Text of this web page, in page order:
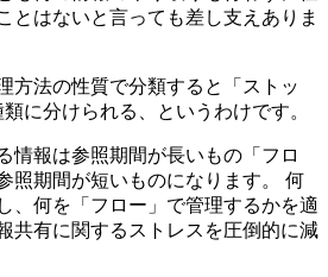
とはないと言っても差し支えありま
方法の性質で分類すると「ストッ
に分けられる、というわけです。
情報は参照期間が長いもの「フロ
照期間が短いものになります。 何
、何を「フロー」で管理するかを適
共有に関するストレスを圧倒的に減